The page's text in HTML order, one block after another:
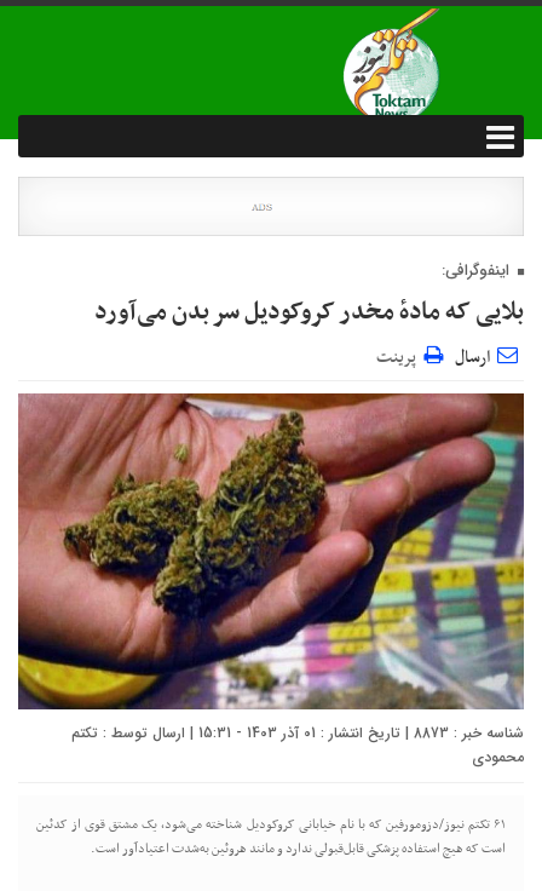
اینفوگرافی:
بلایی که مادهٔ مخدر کروکودیل سر بدن می‌آورد
ارسال پرینت
شناسه خبر : 8873 | تاریخ انتشار : 01 آذر 1403 - 15:31 | ارسال توسط :
تکتم
محمودی
۶۱ تکتم نیوز/دزومورفین که با نام خیابانی کروکودیل شناخته می‌شود، یک مشتق قوی از کدئین
است که هیچ استفاده پزشکی قابل‌قبولی ندارد و مانند هروئین به‌شدت اعتیادآور است.